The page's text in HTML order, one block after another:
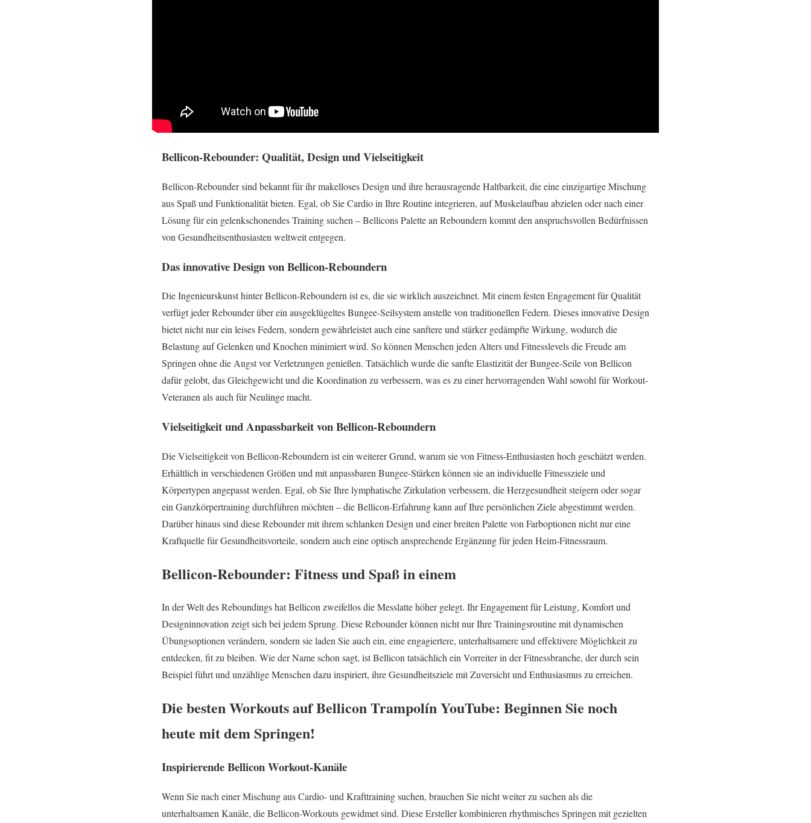
Bellicon-Rebounder: Qualität, Design und Vielseitigkeit
Bellicon-Rebounder sind bekannt für ihr makelloses Design und ihre herausragende Haltbarkeit, die eine einzigartige Mischung
aus Spaß und Funktionalität bieten. Egal, ob Sie Cardio in Ihre Routine integrieren, auf Muskelaufbau abzielen oder nach einer
Lösung für ein gelenkschonendes Training suchen – Bellicons Palette an Reboundern kommt den anspruchsvollen Bedürfnissen
von Gesundheitsenthusiasten weltweit entgegen.
Das innovative Design von Bellicon-Reboundern
Die Ingenieurskunst hinter Bellicon-Reboundern ist es, die sie wirklich auszeichnet. Mit einem festen Engagement für Qualität
verfügt jeder Rebounder über ein ausgeklügeltes Bungee-Seilsystem anstelle von traditionellen Federn. Dieses innovative Design
bietet nicht nur ein leises Federn, sondern gewährleistet auch eine sanftere und stärker gedämpfte Wirkung, wodurch die
Belastung auf Gelenken und Knochen minimiert wird. So können Menschen jeden Alters und Fitnesslevels die Freude am
Springen ohne die Angst vor Verletzungen genießen. Tatsächlich wurde die sanfte Elastizität der Bungee-Seile von Bellicon
dafür gelobt, das Gleichgewicht und die Koordination zu verbessern, was es zu einer hervorragenden Wahl sowohl für Workout-
Veteranen als auch für Neulinge macht.
Vielseitigkeit und Anpassbarkeit von Bellicon-Reboundern
Die Vielseitigkeit von Bellicon-Reboundern ist ein weiterer Grund, warum sie von Fitness-Enthusiasten hoch geschätzt werden.
Erhältlich in verschiedenen Größen und mit anpassbaren Bungee-Stärken können sie an individuelle Fitnessziele und
Körpertypen angepasst werden. Egal, ob Sie Ihre lymphatische Zirkulation verbessern, die Herzgesundheit steigern oder sogar
ein Ganzkörpertraining durchführen möchten – die Bellicon-Erfahrung kann auf Ihre persönlichen Ziele abgestimmt werden.
Darüber hinaus sind diese Rebounder mit ihrem schlanken Design und einer breiten Palette von Farboptionen nicht nur eine
Kraftquelle für Gesundheitsvorteile, sondern auch eine optisch ansprechende Ergänzung für jeden Heim-Fitnessraum.
Bellicon-Rebounder: Fitness und Spaß in einem
In der Welt des Reboundings hat Bellicon zweifellos die Messlatte höher gelegt. Ihr Engagement für Leistung, Komfort und
Designinnovation zeigt sich bei jedem Sprung. Diese Rebounder können nicht nur Ihre Trainingsroutine mit dynamischen
Übungsoptionen verändern, sondern sie laden Sie auch ein, eine engagiertere, unterhaltsamere und effektivere Möglichkeit zu
entdecken, fit zu bleiben. Wie der Name schon sagt, ist Bellicon tatsächlich ein Vorreiter in der Fitnessbranche, der durch sein
Beispiel führt und unzählige Menschen dazu inspiriert, ihre Gesundheitsziele mit Zuversicht und Enthusiasmus zu erreichen.
Die besten Workouts auf Bellicon Trampolín YouTube: Beginnen Sie noch
heute mit dem Springen!
Inspirierende Bellicon Workout-Kanäle
Wenn Sie nach einer Mischung aus Cardio- und Krafttraining suchen, brauchen Sie nicht weiter zu suchen als die
unterhaltsamen Kanäle, die Bellicon-Workouts gewidmet sind. Diese Ersteller kombinieren rhythmisches Springen mit gezielten